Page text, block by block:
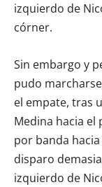
izquierdo de
córner.
Sin embargo y
pudo
el empate, tras
Medina hacia
por banda
disparo
izquierdo de